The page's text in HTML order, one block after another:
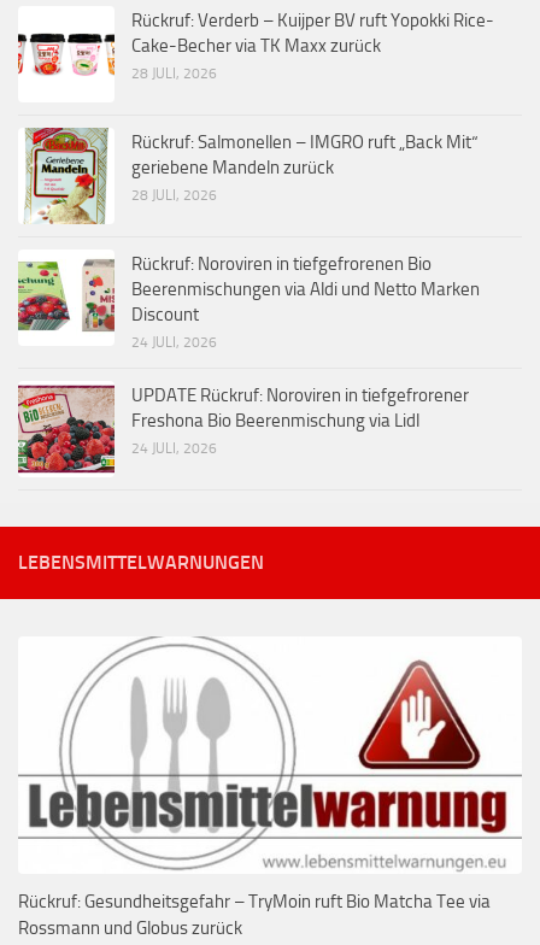
Rückruf: Verderb – Kuijper BV ruft Yopokki Rice-
Cake-Becher via TK Maxx zurück
28 JULI, 2026
Rückruf: Salmonellen – IMGRO ruft „Back Mit“
geriebene Mandeln zurück
28 JULI, 2026
Rückruf: Noroviren in tiefgefrorenen Bio
Beerenmischungen via Aldi und Netto Marken
Discount
24 JULI, 2026
UPDATE Rückruf: Noroviren in tiefgefrorener
Freshona Bio Beerenmischung via Lidl
24 JULI, 2026
LEBENSMITTELWARNUNGEN
Rückruf: Gesundheitsgefahr – TryMoin ruft Bio Matcha Tee via
Rossmann und Globus zurück